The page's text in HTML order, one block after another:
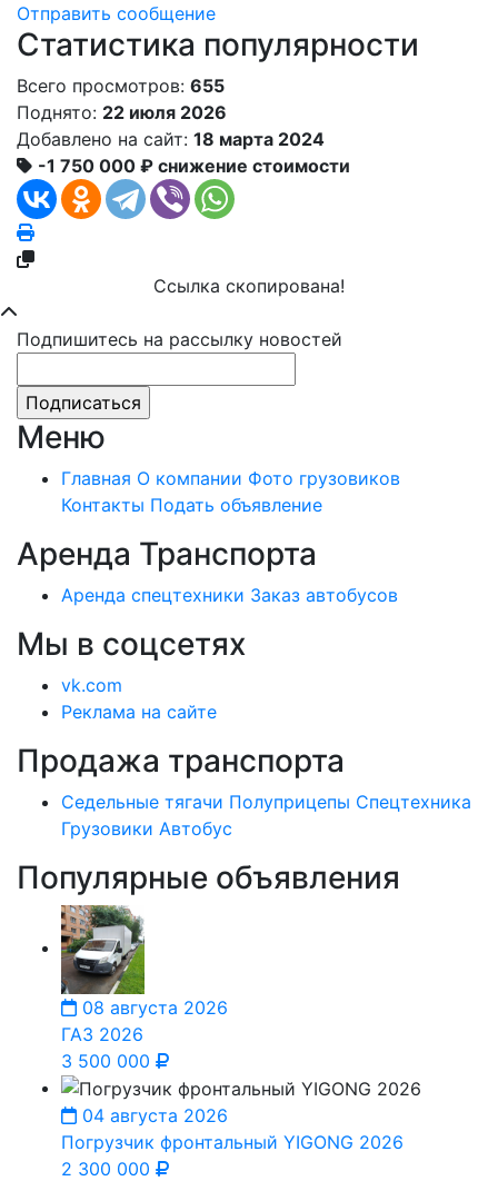
Отправить сообщение
Статистика популярности
Всего просмотров: 655
Поднято: 22 июля 2026
Добавлено на сайт: 18 марта 2024
-1 750 000 ₽ снижение стоимости
Ссылка скопирована!
Подпишитесь на рассылку новостей
Меню
Главная О компании Фото грузовиков
Контакты Подать объявление
Аренда Транспорта
Аренда спецтехники Заказ автобусов
Мы в соцсетях
vk.com
Реклама на сайте
Продажа транспорта
Седельные тягачи Полуприцепы Спецтехника
Грузовики Автобус
Популярные объявления
08 августа 2026
ГАЗ 2026
3 500 000
04 августа 2026
Погрузчик фронтальный YIGONG 2026
2 300 000